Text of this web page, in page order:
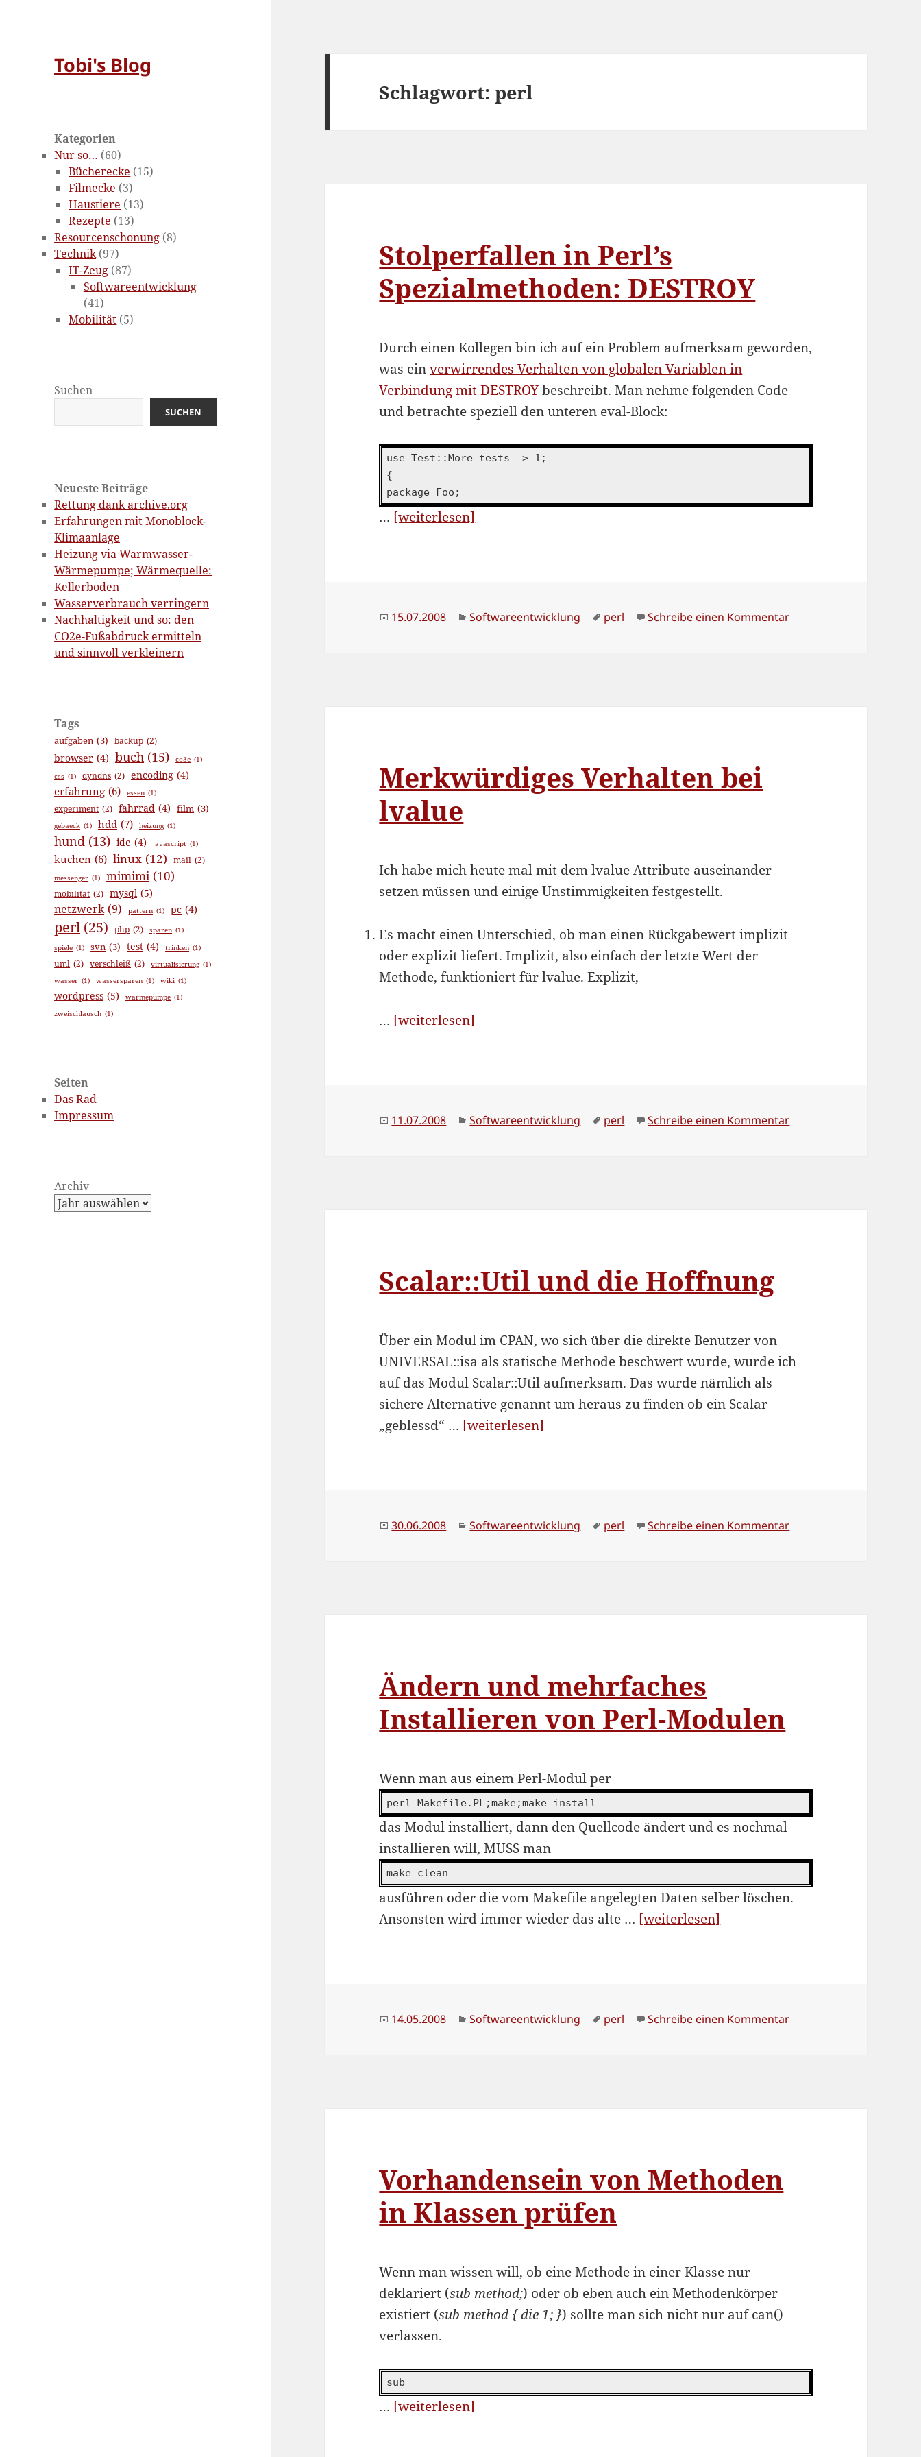
Tobi's Blog
Kategorien
Nur so… (60)
Bücherecke (15)
Filmecke (3)
Haustiere (13)
Rezepte (13)
Resourcenschonung (8)
Technik(97)
IT-Zeug (87)
Softwareentwicklung
(41)
Mobilität (5)
Suchen
SUCHEN
Neueste Beiträge
Rettung dank archive.org
Erfahrungen mit Monoblock-
Klimaanlage
Heizung via Warmwasser-
Wärmepumpe; Wärmequelle:
Kellerboden
Wasserverbrauch verringern
Nachhaltigkeit und so: den
CO2e-Fußabdruck ermitteln
und sinnvoll verkleinern
Tags
aufgaben (3) backup (2)
browser (4) buch (15) co3e (1)
css (1) dyndns (2) encoding (4)
erfahrung (6) essen (1)
experiment (2) fahrrad (4) film (3)
gebaeck (1) hdd (7) heizung (1)
hund (13) ide (4) javascript (1)
kuchen (6) linux (12) mail (2)
messenger (1) mimimi (10)
mobilität (2) mysql (5)
netzwerk (9) pattern (1) pc (4)
perl (25) php (2) sparen (1)
spiele (1) svn (3) test (4) trinken (1)
uml (2) verschleiß (2) virtualisierung (1)
wasser (1) wassersparen (1) wiki (1)
wordpress (5) wärmepumpe (1)
zweischlausch (1)
Seiten
Das Rad
Impressum
Archiv
Schlagwort:perl
Stolperfallen in Perl’s
Spezialmethoden: DESTROY
Durch einen Kollegen bin ich auf ein Problem aufmerksam geworden,
was einverwirrendes Verhalten von globalen Variablen in
Verbindung mit DESTROYbeschreibt. Man nehme folgenden Code
und betrachte speziell den unteren eval-Block:
use Test::More tests => 1;
{
package Foo;
… [weiterlesen]
Veröffentlicht
15.07.2008 Kategorien
Softwareentwicklung Schlagwörter
perl Schreibe einen Kommentarzu Stolperfallen in Perl’s
Merkwürdiges Verhalten bei
lvalue
Ich habe mich heute mal mit dem lvalue Attribute auseinander
setzen müssen und einige Unstimmigkeiten festgestellt.
Es macht einen Unterschied, ob man einen Rückgabewert implizit
oder explizit liefert. Implizit, also einfach der letzte Wert der
Methode, funktioniert für lvalue. Explizit,
… [weiterlesen]
Veröffentlicht
11.07.2008 Kategorien
Softwareentwicklung Schlagwörter
perl Schreibe einen Kommentarzu Merkwürdiges
Scalar::Util und die Hoffnung
Über ein Modul im CPAN, wo sich über die direkte Benutzer von
UNIVERSAL::isa als statische Methode beschwert wurde, wurde ich
auf das Modul Scalar::Util aufmerksam. Das wurde nämlich als
sichere Alternative genannt um heraus zu finden ob ein Scalar
„geblessd“ … [weiterlesen]
Veröffentlicht
30.06.2008 Kategorien
Softwareentwicklung Schlagwörter
perl Schreibe einen Kommentarzu Scalar::Util und die
Ändern und mehrfaches
Installieren von Perl-Modulen
Wenn man aus einem Perl-Modul per
perl Makefile.PL;make;make install
das Modul installiert, dann den Quellcode ändert und es nochmal
installieren will, MUSS man
make clean
ausführen oder die vom Makefile angelegten Daten selber löschen.
Ansonsten wird immer wieder das alte … [weiterlesen]
Perl-
Veröffentlicht
14.05.2008 Kategorien
Softwareentwicklung Schlagwörter
perl Schreibe einen Kommentarzu Ändern und
Vorhandensein von Methoden
in Klassen prüfen
Wenn man wissen will, ob eine Methode in einer Klasse nur
deklariert (sub method;) oder ob eben auch ein Methodenkörper
existiert (sub method { die 1; }) sollte man sich nicht nur auf can()
verlassen.
sub
… [weiterlesen]